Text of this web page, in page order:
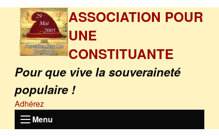
ASSOCIATION POUR
UNE
CONSTITUANTE
Pour que vive la souveraineté
populaire !
Adhérez
Menu